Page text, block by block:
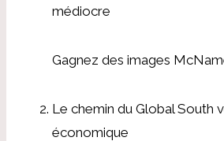
médiocre
Gagnez des images
Le chemin du Global South
économique